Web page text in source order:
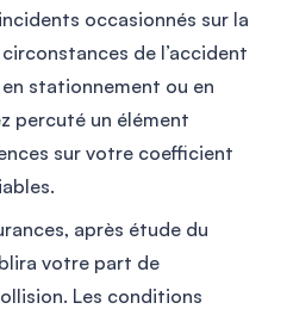
occasionnés sur la
de l’accident
stationnement ou en
percuté un élément
sur votre coefficient
après étude du
votre part de
Les conditions